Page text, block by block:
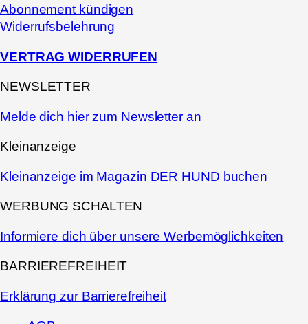
Abonnement kündigen
Widerrufsbelehrung
VERTRAG WIDERRUFEN
NEWSLETTER
Melde dich hier zum Newsletter an
Kleinanzeige
Kleinanzeige im Magazin DER HUND buchen
WERBUNG SCHALTEN
Informiere dich über unsere Werbemöglichkeiten
BARRIEREFREIHEIT
Erklärung zur Barrierefreiheit